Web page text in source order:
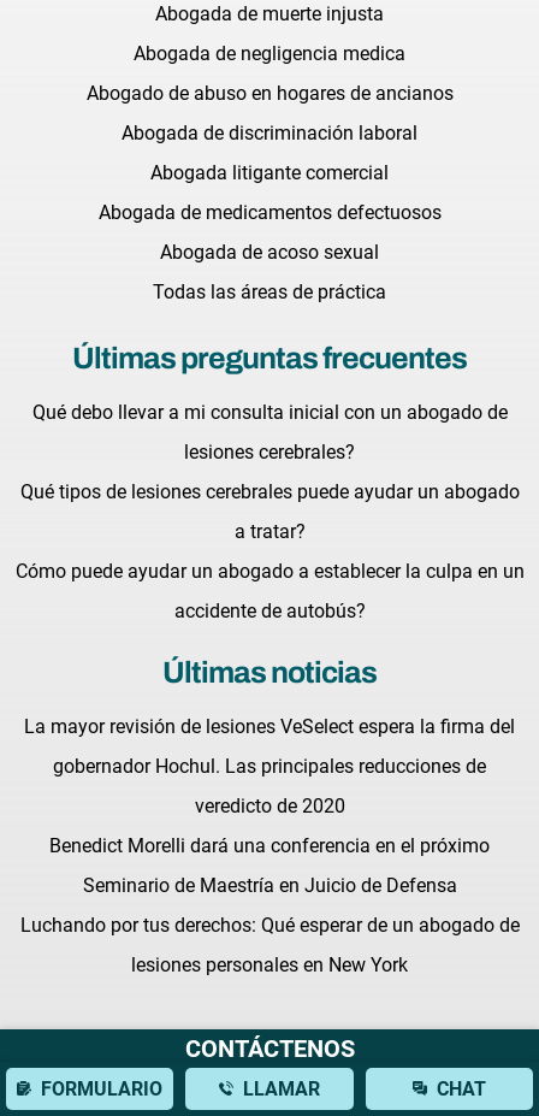
Abogada de muerte injusta
Abogada de negligencia medica
Abogado de abuso en hogares de ancianos
Abogada de discriminación laboral
Abogada litigante comercial
Abogada de medicamentos defectuosos
Abogada de acoso sexual
Todas las áreas de práctica
Últimas preguntas frecuentes
Qué debo llevar a mi consulta inicial con un abogado de
lesiones cerebrales?
Qué tipos de lesiones cerebrales puede ayudar un abogado
a tratar?
Cómo puede ayudar un abogado a establecer la culpa en un
accidente de autobús?
Últimas noticias
La mayor revisión de lesiones VeSelect espera la firma del
gobernador Hochul. Las principales reducciones de
veredicto de 2020
Benedict Morelli dará una conferencia en el próximo
Seminario de Maestría en Juicio de Defensa
Luchando por tus derechos: Qué esperar de un abogado de
lesiones personales en New York
Términos y condiciones |Política de privacidad |
CONTÁCTENOS
FORMULARIO LLAMAR CHAT